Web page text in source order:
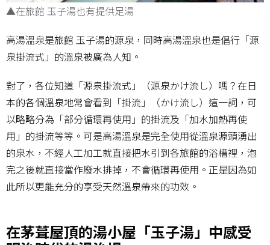
▲在旅館 玉子湯也有提供足湯
高湯溫泉是旅館 玉子湯的源泉，同時高湯溫泉也是倡行「源
泉掛流式」的溫泉被廣為人知。
對了，各位知道「源泉掛流式」（源泉かけ流し）嗎？在日
本的各個溫泉地常會看到「掛流」（かけ流し）這一詞，可
以略略分為「部分循環再使用」的掛流及「加水加熱再使
用」的掛流等等。可是高湯溫泉是完全使用從溫泉源頭湧出
的泉水，不經人工加工就直接把水引到各旅館的浴槽裡，泡
完之後就直接當作廢水排掉，不會循環再使用。正是因為如
此所以更能充分的享受天然溫泉帶來的功效。
在茅葺屋頂的湯小屋「玉子湯」中感受